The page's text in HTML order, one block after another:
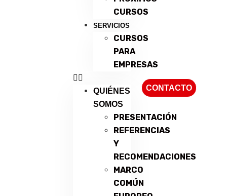
CURSOS
SERVICIOS
CURSOS
PARA
EMPRESAS
QUIÉNES
SOMOS
PRESENTACIÓN
REFERENCIAS
Y
RECOMENDACIONES
MARCO
COMÚN
CONTACTO